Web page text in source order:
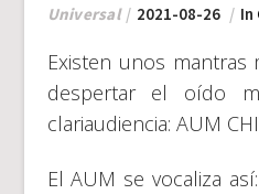
Universal 2021-08-26 In
Existen unos mantras
despertar el oído
clariaudiencia: AUM
El AUM se vocaliza